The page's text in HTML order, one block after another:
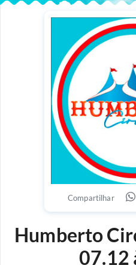
Compartilhar
Humberto
07.12